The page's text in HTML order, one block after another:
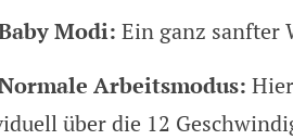
Modi: Ein ganz sanfter
Arbeitsmodus:
über die 12